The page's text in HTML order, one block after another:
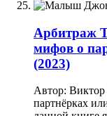
Арбитраж
мифов о
(2023)
Автор:
партнёрках